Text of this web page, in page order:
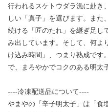
行われるスケトウダラ漁に赴き
しい「真子」を選びます。また
続ける「匠のたれ」を継ぎ足し
み出しています。そして、何よ
け込み時間」、つまり熟成です
で、まろやかでコクのある明太
----冷凍配送品について----
やまやの「辛子明太子」は「食